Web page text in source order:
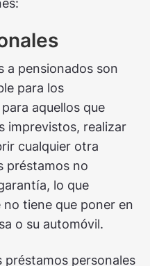
a pensionados son
para los
aquellos que
imprevistos, realizar
cualquier otra
préstamos no
lo que
tiene que poner en
o su automóvil.
préstamos personales